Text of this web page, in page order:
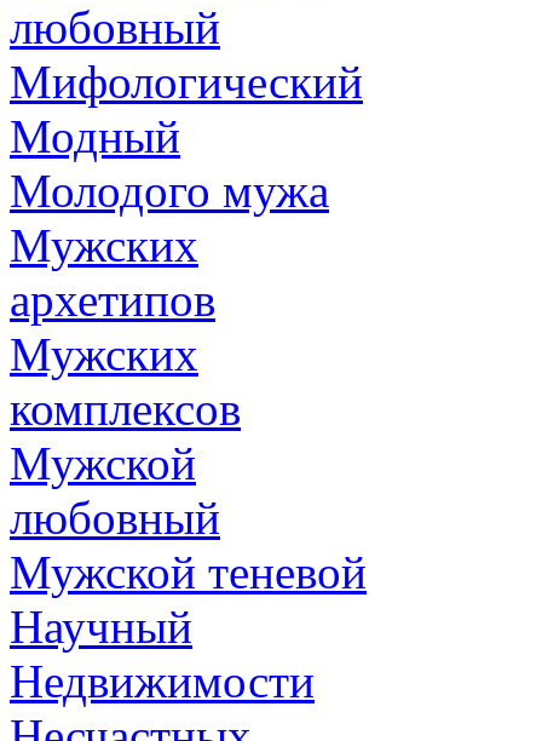
любовный
Мифологический
Модный
Молодого мужа
Мужских
архетипов
Мужских
комплексов
Мужской
любовный
Мужской теневой
Научный
Недвижимости